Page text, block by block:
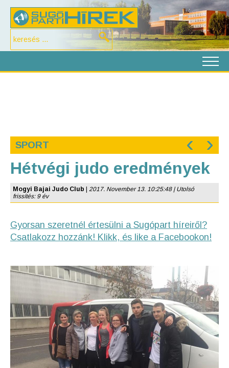
SPORT ‹ ›
Hétvégi judo eredmények
Mogyi Bajai Judo Club
2017. November 13. 10:25:48 | Utolsó
frissítés: 9 év
Gyorsan szeretnél értesülni a Sugópart híreiről?
Csatlakozz hozzánk! Klikk, és like a Facebookon!